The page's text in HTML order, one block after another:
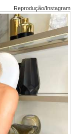
Reprodução/Instagram